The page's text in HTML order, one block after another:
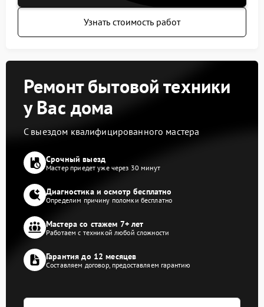
Узнать стоимость работ
Ремонт бытовой техники
у Вас дома
С выездом квалифицированного мастера
Срочный выезд
Мастер приедет уже через 30 минут
Диагностика и осмотр бесплатно
Определим причину поломки бесплатно
Мастера со стажем 7+ лет
Работаем с техникой любой сложности
Гарантия до 12 месяцев
Составляем договор, предоставляем гарантию